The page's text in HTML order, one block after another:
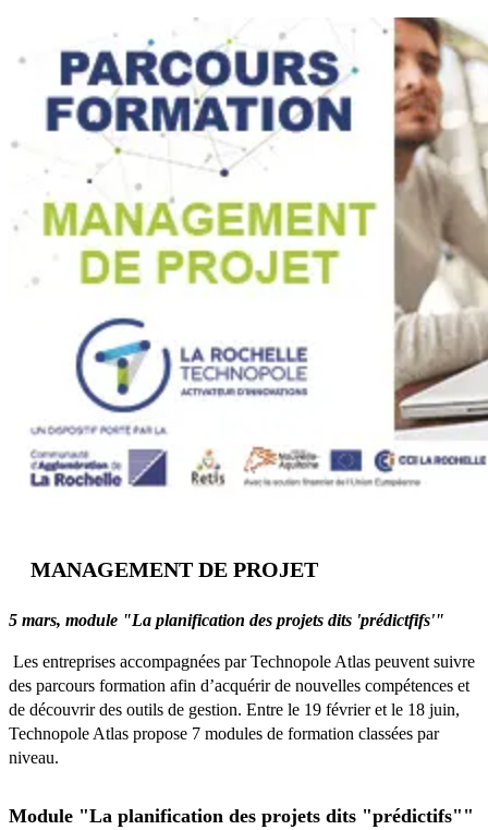
MANAGEMENT DE PROJET
5 mars, module "La planification des projets dits 'prédictfifs'"
Les entreprises accompagnées par Technopole Atlas peuvent suivre
des parcours formation afin d’acquérir de nouvelles compétences et
de découvrir des outils de gestion. Entre le 19 février et le 18 juin,
Technopole Atlas propose 7 modules de formation classées par
niveau.
Module "La planification des projets dits "prédictifs""